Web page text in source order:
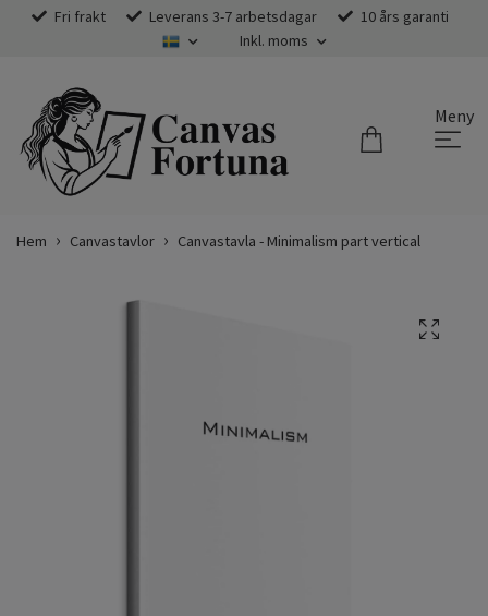
Fri frakt Leverans 3-7 arbetsdagar
10 års garanti
Inkl. moms
Meny
Hem Canvastavlor Canvastavla - Minimalism part vertical